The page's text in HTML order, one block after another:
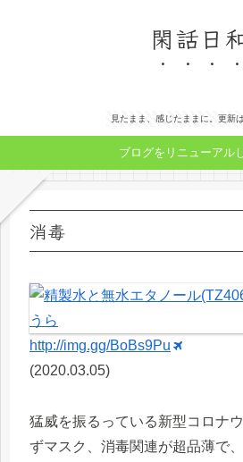
閑話日
見たまま、感じたままに。更新
ブログをリニューアル
消毒
http://img.gg/BoBs9Pu
(2020.03.05)
猛威を振るっている新型コロナ
ずマスク、消毒関連が超品薄で